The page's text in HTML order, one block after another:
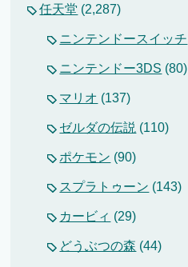
任天堂 (2,287)
ニンテンドースイッチ
ニンテンドー3DS (80)
マリオ (137)
ゼルダの伝説 (110)
ポケモン (90)
スプラトゥーン (143)
カービィ (29)
どうぶつの森 (44)